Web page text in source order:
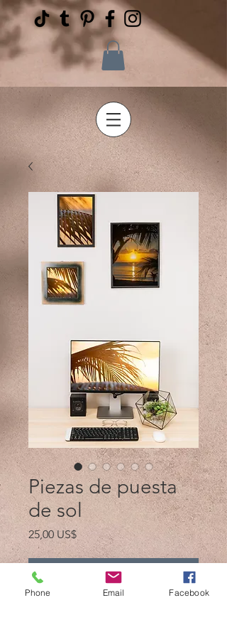
Piezas de puesta
de sol
25,00 US$Precio
Agregar al carrito
Phone Email Facebook